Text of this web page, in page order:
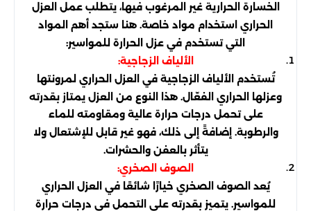
الخسارة الحرارية غير المرغوب فيها، يتطلب عمل العزل
الحراري استخدام مواد خاصة. هنا ستجد أهم المواد
التي تستخدم في عزل الحرارة للمواسير:
الألياف الزجاجية:
تُستخدم الألياف الزجاجية في العزل الحراري لمرونتها
وعزلها الحراري الفعّال. هذا النوع من العزل يمتاز بقدرته
على تحمل درجات حرارة عالية ومقاومته للماء
والرطوبة. إضافةً إلى ذلك، فهو غير قابل للإشتعال ولا
يتأثر بالعفن والحشرات.
الصوف الصخري:
يُعد الصوف الصخري خيارًا شائعًا في العزل الحراري
للمواسير. يتميز بقدرته على التحمل في درجات حرارة